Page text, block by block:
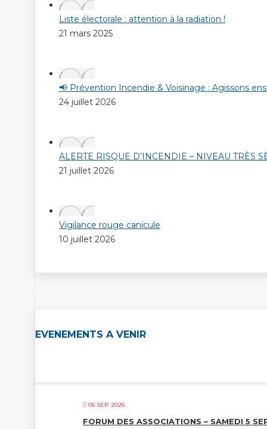
Liste électorale : attention à la radiation !
21 mars 2025
📢 Prévention Incendie & Voisinage : Agissons
24 juillet 2026
ALERTE RISQUE D’INCENDIE – NIVEAU TRÈS
21 juillet 2026
Vigilance rouge canicule
10 juillet 2026
EVENEMENTS A VENIR
05 SEP 2026
FORUM DES ASSOCIATIONS – SAMEDI 5